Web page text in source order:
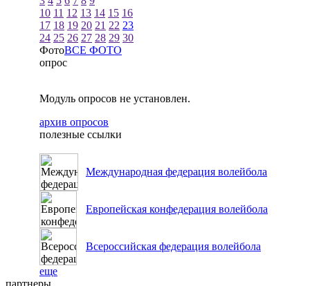
10 11 12 13 14 15 16
17 18 19 20 21 22 23
24 25 26 27 28 29 30
ФотоВСЕ ФОТО
опрос
Модуль опросов не установлен.
архив опросов
полезные ссылки
Международная федерация волейбола
Европейская конфедерация волейбола
Всероссийская федерация волейбола
еще
партнеры